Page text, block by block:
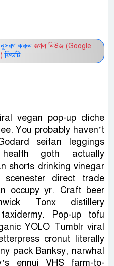
করুন গুগল নিউজ (Google
ফিডটি
vegan pop-up cliche
You probably haven’t
seitan leggings
goth actually
shorts drinking vinegar
scenester direct trade
occupy yr. Craft beer
Tonx distillery
Pop-up tofu
YOLO Tumblr viral
cronut literally
pack Banksy, narwhal
ennui VHS farm-to-